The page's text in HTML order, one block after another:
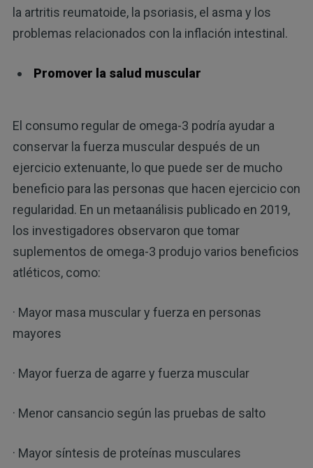
la artritis reumatoide, la psoriasis, el asma y los
problemas relacionados con la inflación intestinal.
Promover la salud muscular
El consumo regular de omega-3 podría ayudar a
conservar la fuerza muscular después de un
ejercicio extenuante, lo que puede ser de mucho
beneficio para las personas que hacen ejercicio con
regularidad. En un metaanálisis publicado en 2019,
los investigadores observaron que tomar
suplementos de omega-3 produjo varios beneficios
atléticos, como:
· Mayor masa muscular y fuerza en personas
mayores
· Mayor fuerza de agarre y fuerza muscular
· Menor cansancio según las pruebas de salto
· Mayor síntesis de proteínas musculares